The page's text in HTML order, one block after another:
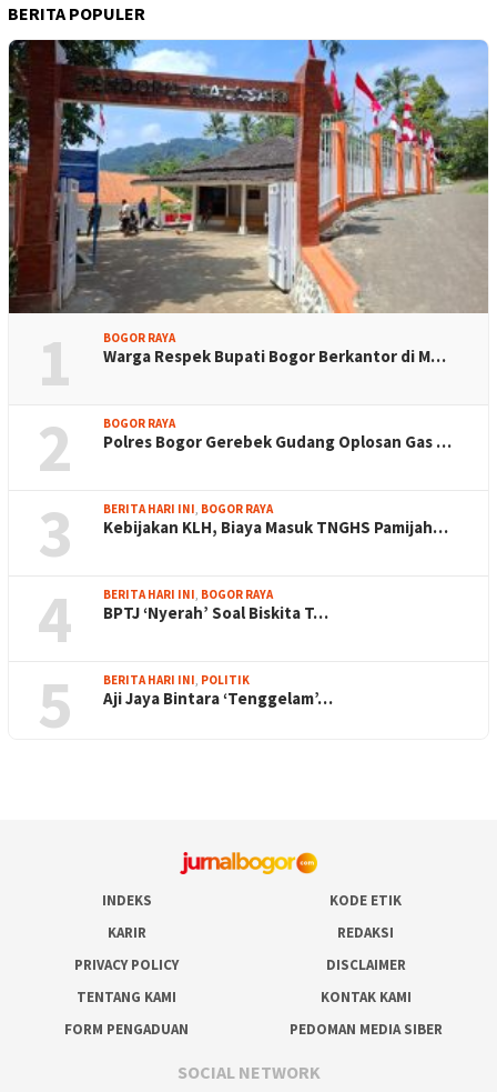
BERITA POPULER
1 BOGOR RAYA
Warga Respek Bupati Bogor Berkantor di M…
2 BOGOR RAYA
Polres Bogor Gerebek Gudang Oplosan Gas …
3 BERITA HARI INI, BOGOR RAYA
Kebijakan KLH, Biaya Masuk TNGHS Pamijah…
4 BERITA HARI INI, BOGOR RAYA
BPTJ ‘Nyerah’ Soal Biskita T…
5 BERITA HARI INI, POLITIK
Aji Jaya Bintara ‘Tenggelam’…
INDEKS
KODE ETIK
KARIR
REDAKSI
PRIVACY POLICY
DISCLAIMER
TENTANG KAMI
KONTAK KAMI
FORM PENGADUAN
PEDOMAN MEDIA SIBER
SOCIAL NETWORK